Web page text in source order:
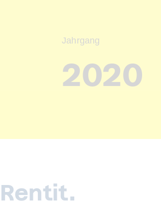
Jahrgang
2020